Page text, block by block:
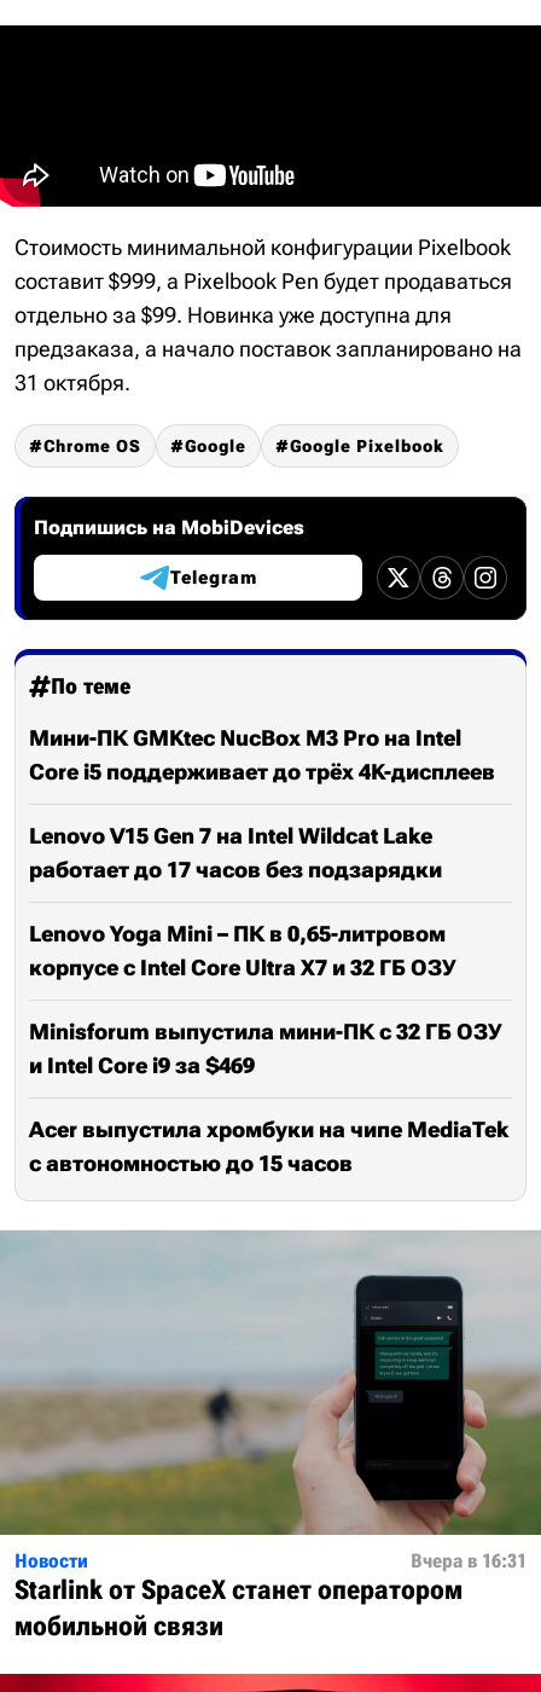
Стоимость минимальной конфигурации Pixelbook
составит $999, а Pixelbook Pen будет продаваться
отдельно за $99. Новинка уже доступна для
предзаказа, а начало поставок запланировано на
31 октября.
Chrome OS Google Google Pixelbook
Подпишись на MobiDevices
Telegram
По теме
Мини-ПК GMKtec NucBox M3 Pro на Intel
Core i5 поддерживает до трёх 4K-дисплеев
Lenovo V15 Gen 7 на Intel Wildcat Lake
работает до 17 часов без подзарядки
Lenovo Yoga Mini – ПК в 0,65-литровом
корпусе с Intel Core Ultra X7 и 32 ГБ ОЗУ
Minisforum выпустила мини-ПК с 32 ГБ ОЗУ
и Intel Core i9 за $469
Acer выпустила хромбуки на чипе MediaTek
с автономностью до 15 часов
Новости Вчера в 16:31
Starlink от SpaceX станет оператором
мобильной связи